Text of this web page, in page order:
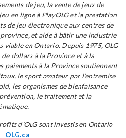
de jeu, la vente de jeux de
en ligne à PlayOLG et la prestation
de jeu électronique aux centres de
et aide à bâtir une industrie
viable en Ontario. Depuis 1975, OLG
dollars à la Province et à la
paiements à la Province soutiennent
le sport amateur par l’entremise
les organismes de bienfaisance
le traitement et la
d’OLG sont investis en Ontario
OLG.ca